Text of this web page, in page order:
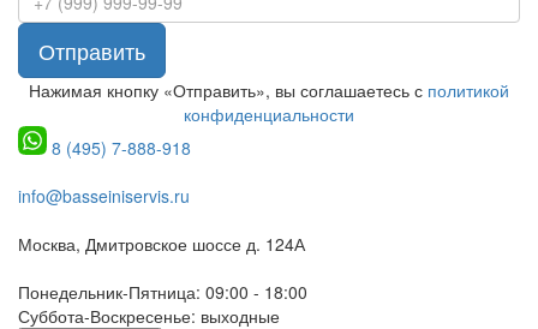
Отправить
Нажимая кнопку «Отправить», вы соглашаетесь с политикой
конфиденциальности
8 (495) 7-888-918
info@basseiniservis.ru
Москва, Дмитровское шоссе д. 124А
Понедельник-Пятница: 09:00 - 18:00
Суббота-Воскресенье: выходные